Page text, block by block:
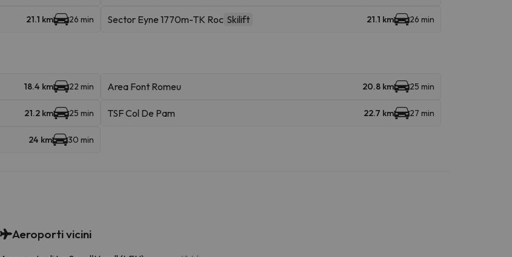
21.1 km 26 min Sector Eyne 1770m-TK Roc Skilift 21.1 km 26 min
18.4 km 22 min Area Font Romeu 20.8 km 25 min
21.2 km 25 min TSF Col De Pam 22.7 km 27 min
24 km 30 min
Aeroporti vicini